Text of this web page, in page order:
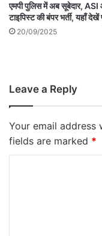
एमपी पुलिस में अब सूबेदार, ASI
टाइपिस्ट की बंपर भर्ती, यहाँ देखें
20/09/2025
Leave a Reply
Your email address
fields are marked *